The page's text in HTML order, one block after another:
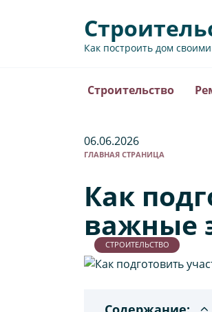
Как построить дом
Строительство
06.06.2026
ГЛАВНАЯ СТРАНИЦА
Как
важные
СТРОИТЕЛЬСТВО